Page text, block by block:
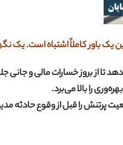
باور کاملاً اشتباه است. یک
از بروز خسارات مالی و جانی
را بالا می‌برد.
پرتنش را قبل از وقوع حادثه